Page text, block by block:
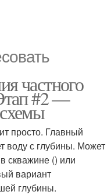
частного
#2 —
просто. Главный
воду с глубины. Может
скважине () или
вариант
глубины.